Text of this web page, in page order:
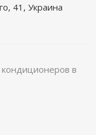
41, Украина
в